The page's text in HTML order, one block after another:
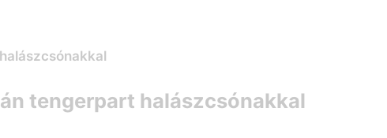
tengerpart halászcsónakkal